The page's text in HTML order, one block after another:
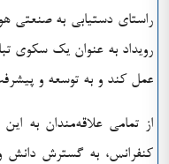
راستای دستیابی به صنعتی
رویداد به عنوان یک سکوی
عمل کند و به توسعه و
از تمامی علاقه‌مندان به
کنفرانس، به گسترش دانش